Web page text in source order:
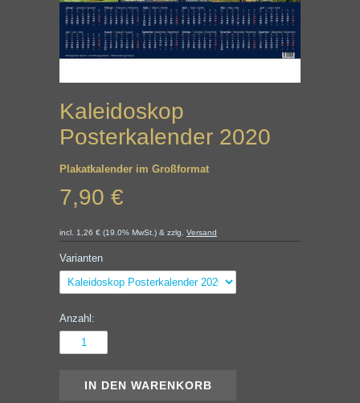
Kaleidoskop
Posterkalender 2020
Plakatkalender im Großformat
7,90 €
incl. 1,26 € (19.0% MwSt.) & zzlg. Versand
Varianten
Anzahl: